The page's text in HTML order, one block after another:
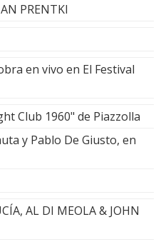
PRENTKI
en vivo en El Festival
Club 1960" de Piazzolla
y Pablo De Giusto, en
AL DI MEOLA & JOHN